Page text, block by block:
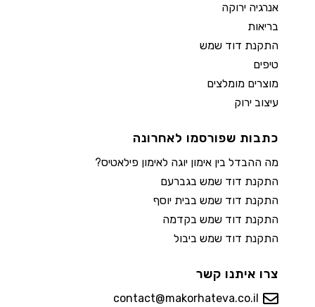
אנרגיה ירוקה
בריאות
התקנת דוד שמש
טיפים
מוצרים מומלצים
עיצוב ירוק
כתבות שפורסמו לאחרונה
מה ההבדל בין אימון יוגה לאימון פילאטיס?
התקנת דוד שמש בגברעם
התקנת דוד שמש בבית יוסף
התקנת דוד שמש בקדמה
התקנת דוד שמש ביבול
צרו איתנו קשר
contact@makorhateva.co.il